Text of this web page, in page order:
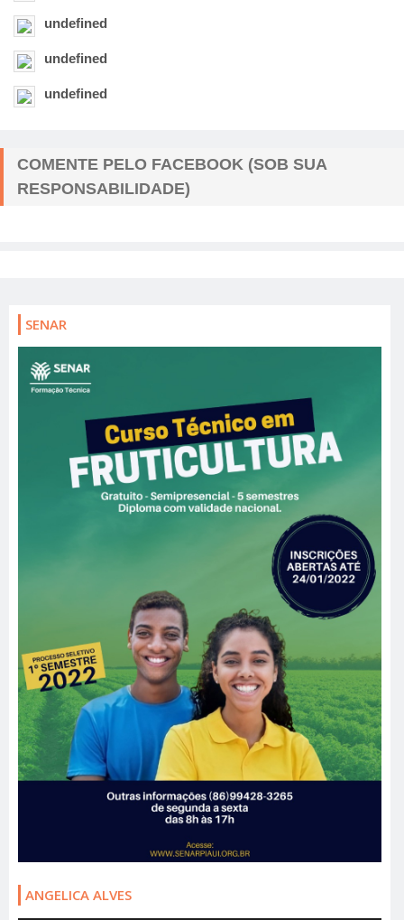
undefined
undefined
undefined
COMENTE PELO FACEBOOK (SOB SUA
RESPONSABILIDADE)
SENAR
ANGELICA ALVES